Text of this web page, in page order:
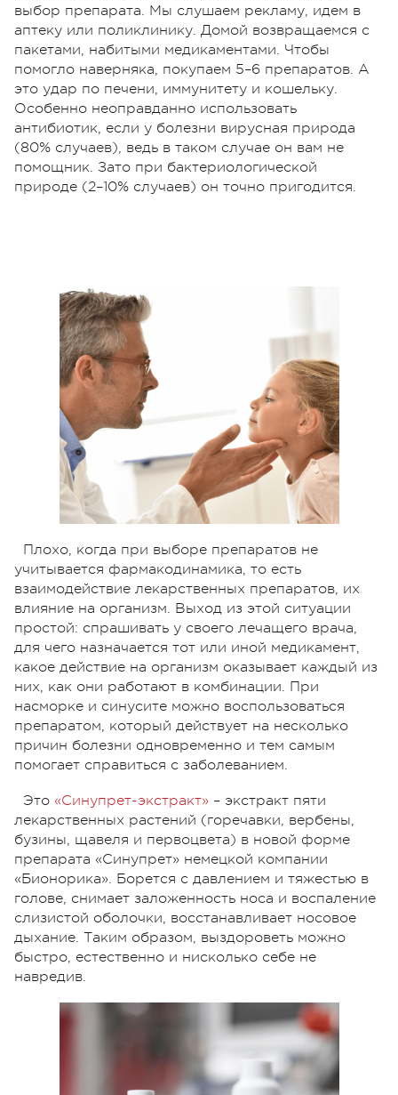
выбор препарата. Мы слушаем рекламу, идем в
аптеку или поликлинику. Домой возвращаемся с
пакетами, набитыми медикаментами. Чтобы
помогло наверняка, покупаем 5–6 препаратов. А
это удар по печени, иммунитету и кошельку.
Особенно неоправданно использовать
антибиотик, если у болезни вирусная природа
(80% случаев), ведь в таком случае он вам не
помощник. Зато при бактериологической
природе (2–10% случаев) он точно пригодится.
Плохо, когда при выборе препаратов не
учитывается фармакодинамика, то есть
взаимодействие лекарственных препаратов, их
влияние на организм. Выход из этой ситуации
простой: спрашивать у своего лечащего врача,
для чего назначается тот или иной медикамент,
какое действие на организм оказывает каждый из
них, как они работают в комбинации. При
насморке и синусите можно воспользоваться
препаратом, который действует на несколько
причин болезни одновременно и тем самым
помогает справиться с заболеванием.
Это «Синупрет-экстракт» – экстракт пяти
лекарственных растений (горечавки, вербены,
бузины, щавеля и первоцвета) в новой форме
препарата «Синупрет» немецкой компании
«Бионорика». Борется с давлением и тяжестью в
голове, снимает заложенность носа и воспаление
слизистой оболочки, восстанавливает носовое
дыхание. Таким образом, выздороветь можно
быстро, естественно и нисколько себе не
навредив.